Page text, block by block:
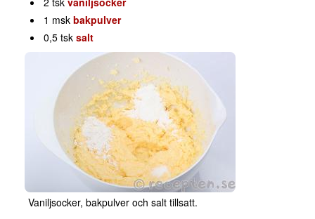
1 mskbakpulver
0,5 tsksalt
Vaniljsocker, bakpulver och salt tillsatt.